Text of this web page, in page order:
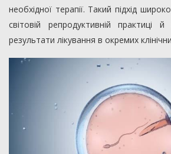
необхідної терапії. Такий підхід
світовій репродуктивній практиці
результати лікування в окремих